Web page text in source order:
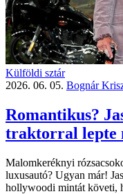
Külföldi sztár
2026. 06. 05. Bognár
Romantikus?
traktorral lepte
Malomkeréknyi
luxusautó? Ugyan már!
hollywoodi mintát követi,